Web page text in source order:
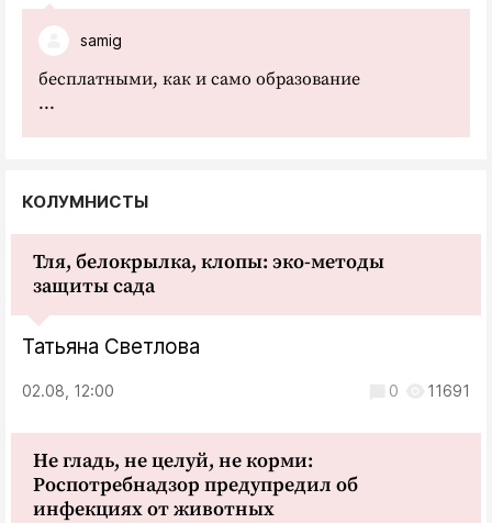
samig
бесплатными, как и само образование
...
КОЛУМНИСТЫ
Тля, белокрылка, клопы: эко-методы
защиты сада
Татьяна Светлова
02.08, 12:00 0 11691
Не гладь, не целуй, не корми:
Роспотребнадзор предупредил об
инфекциях от животных